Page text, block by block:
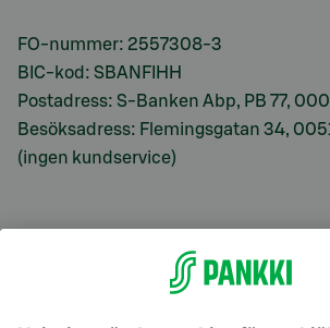
FO-nummer: 2557308-3
BIC-kod: SBANFIHH
Postadress: S-Banken Abp, PB 77,
Besöksadress: Flemingsgatan 34,
(ingen kundservice)
S-Prime